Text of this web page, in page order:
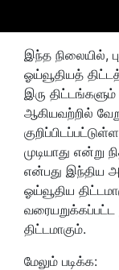
இந்த நிலையில்,
ஓய்வூதியத்
இரு
ஆகியவற்றில்
முடியாது என்று
என்பது இந்திய
ஓய்வூதிய
திட்டமாகும்.
மேலும் படிக்க: